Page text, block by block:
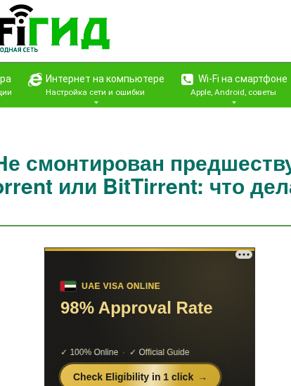
Интернет на компьютере
Настройка сети и ошибки
Wi-Fi на смартфоне
Apple, Android, советы
смонтирован
или BitTirrent: что